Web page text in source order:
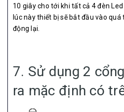
10 giây cho tới khi tất cả 4 đèn
lúc này thiết bị sẽ bắt đầu vào
động lại.
7. Sử dụng 2
ra mặc định có